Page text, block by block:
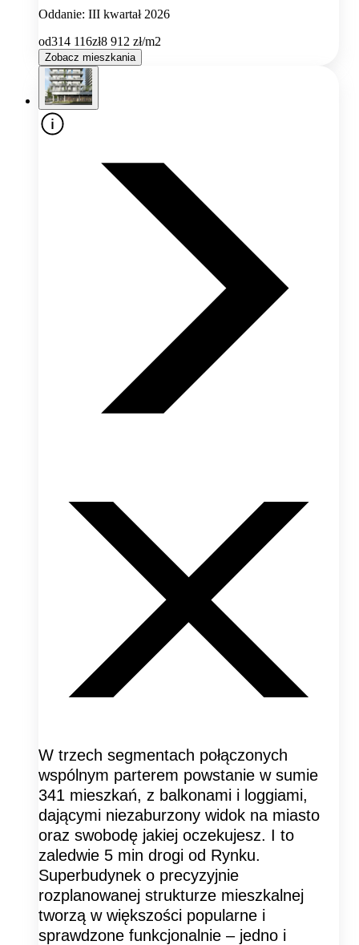
Oddanie: III kwartał 2026
od314 116zł8 912 zł/m2
Zobacz mieszkania
W trzech segmentach połączonych
wspólnym parterem powstanie w sumie
341 mieszkań, z balkonami i loggiami,
dającymi niezaburzony widok na miasto
oraz swobodę jakiej oczekujesz. I to
zaledwie 5 min drogi od Rynku.
Superbudynek o precyzyjnie
rozplanowanej strukturze mieszkalnej
tworzą w większości popularne i
sprawdzone funkcjonalnie – jedno i